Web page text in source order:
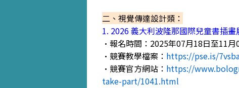
二、視覺傳達設計類：
1. 2026 義大利波隆那國際兒童書插
•報名時間：2025年07月18日至11月
•競賽教學檔案： https://pse.is/
•競賽官方網站： https://
take-part/1041.html